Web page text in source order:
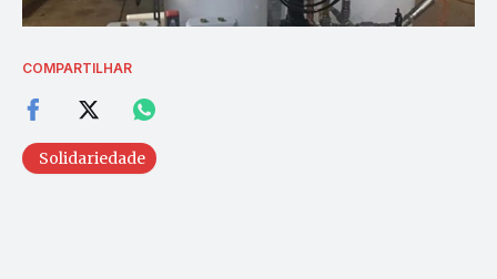
COMPARTILHAR
Solidariedade